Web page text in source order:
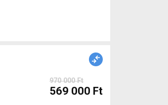
970 000 Ft
569 000 Ft